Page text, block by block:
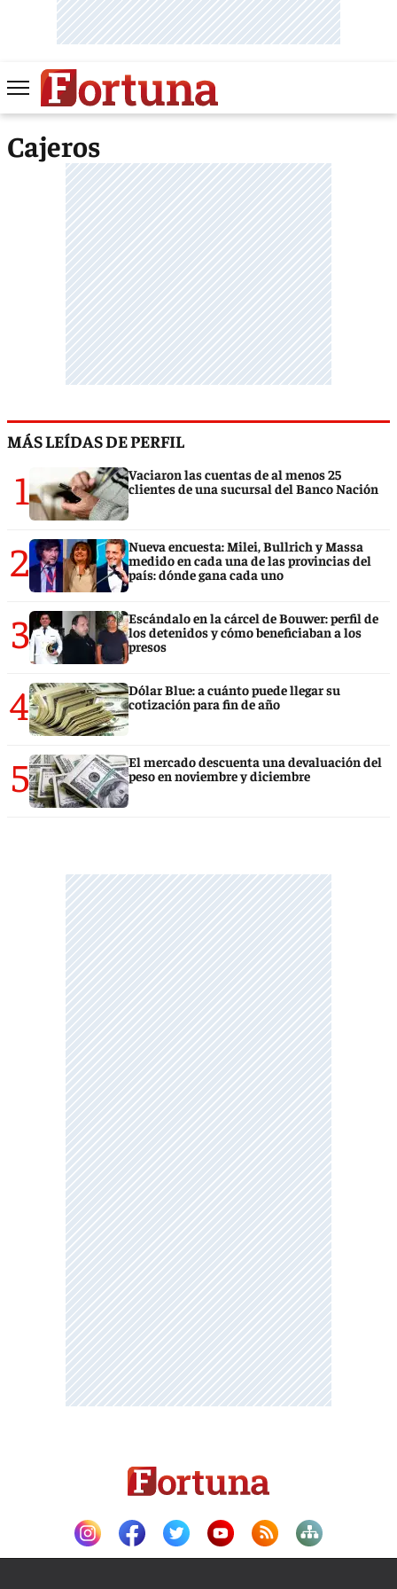
Cajeros
MÁS LEÍDAS DE PERFIL
1
Vaciaron las cuentas de al menos 25
clientes de una sucursal del Banco Nación
2
Nueva encuesta: Milei, Bullrich y Massa
medido en cada una de las provincias del
país: dónde gana cada uno
3
Escándalo en la cárcel de Bouwer: perfil de
los detenidos y cómo beneficiaban a los
presos
4
Dólar Blue: a cuánto puede llegar su
cotización para fin de año
5
El mercado descuenta una devaluación del
peso en noviembre y diciembre